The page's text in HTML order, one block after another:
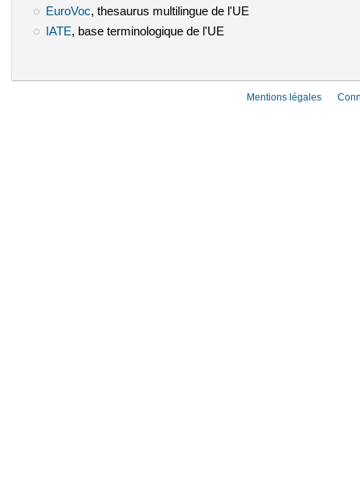
EuroVoc(le lien est externe)
, thesaurus multilingue de l'UE
IATE (le lien est externe)
, base terminologique de l'UE
Mentions légales